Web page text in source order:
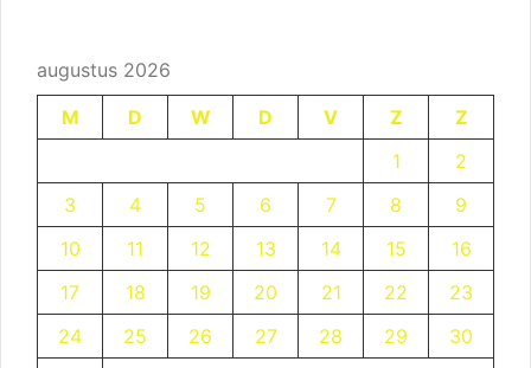
augustus 2026
M
D W D V Z
Z
1
2
3
4 5 6 7 8
9
10
11 12 13 14 15
16
17
18 19 20 21 22
23
24
25 26 27 28 29 30